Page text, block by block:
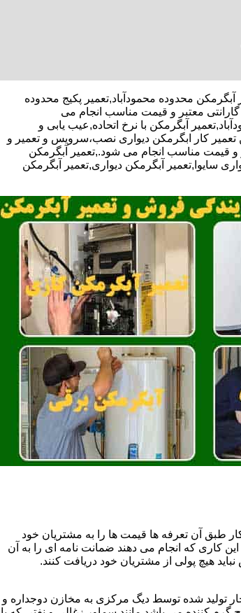
تعمیر آبگرمکن محدوده محمودآباد,تعمیر پکیج محدوده
معتبر و قیمت مناسب انجام می
آبگرمکن با نرخ اتحاده,عیب یابی و
تعمیر کار ابگرمکن دیواری نصب،سرویس و تعمیر و
و قیمت مناسب انجام می شود.,تعمیر آبگرمکن
سایوا,تعمیر آبگرمکن دیواری,تعمیر آبگرمکن
طبق آن تعرفه ها قیمت ها را به مشتریان خود
کاری که انجام می دهند ضمانت نامه ای را به آن
هیچ پولی از مشتریان خود دریافت کنند.
شده توسط دیگ مرکزی به مخازن دوجداره و